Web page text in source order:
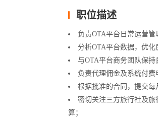
职位描述
负责OTA平台日常运营管
分析OTA平台数据，优化
与OTA平台商务团队保持
负责代理佣金及系统付费
根据批准的合同，提交每
密切关注三方旅行社及
算；